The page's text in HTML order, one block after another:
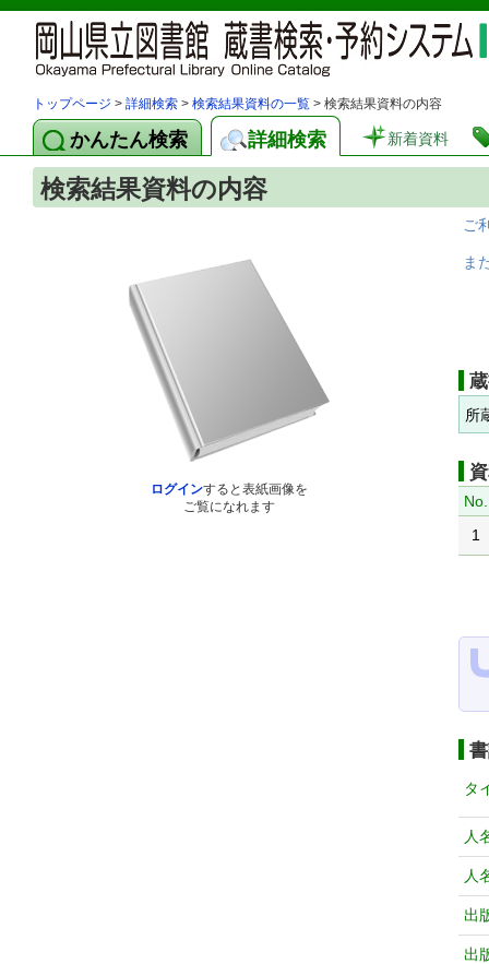
トップページ > 詳細検索 > 検索結果資料の一覧 > 検索結果資料の内容
かんたん検索 詳細検索 新着資料
検索結果資料の内容
ログインすると表紙画像を
ご覧になれます
ご
ま
所
No.
1
タ
人
人
出
出